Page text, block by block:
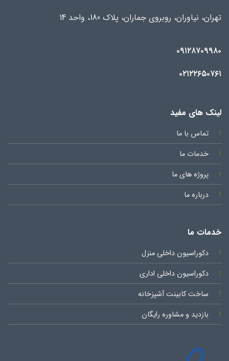
تهران، نیاوران، روبروی جماران، پلاک 180، واحد 14
۰۹۱۲۸۷۰۹۹۸۰
۰۲۱۲۲۶۵۰۷۶۱
لینک های مفید
تماس با ما
خدمات ما
پروژه های ما
درباره ما
خدمات ما
دکوراسیون داخلی منزل
دکوراسیون داخلی اداری
ساخت کابینت آشپزخانه
بازدید و مشاوره رایگان